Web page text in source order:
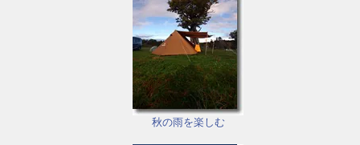
秋の雨を楽しむ